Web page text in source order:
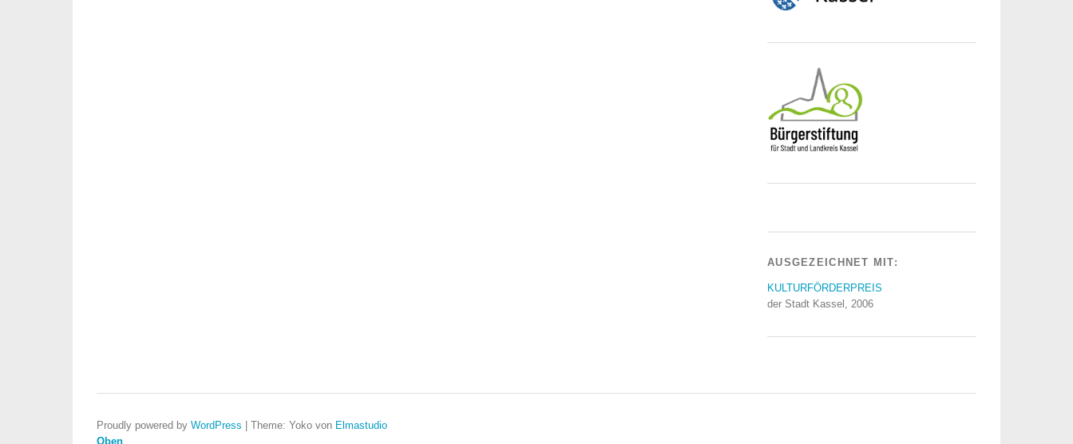
AUSGEZEICHNET MIT:
KULTURFÖRDERPREIS
der Stadt Kassel, 2006
Proudly powered by WordPress Theme: Yoko von Elmastudio
Oben